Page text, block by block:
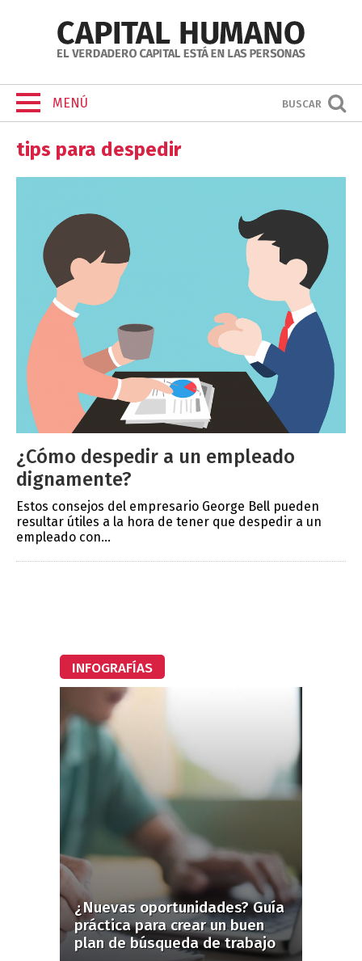
MENÚ BUSCAR
tips para despedir
¿Cómo despedir a un empleado
dignamente?
Estos consejos del empresario George Bell pueden
resultar útiles a la hora de tener que despedir a un
empleado con...
INFOGRAFÍAS
¿Nuevas oportunidades? Guía
práctica para crear un buen
plan de búsqueda de trabajo